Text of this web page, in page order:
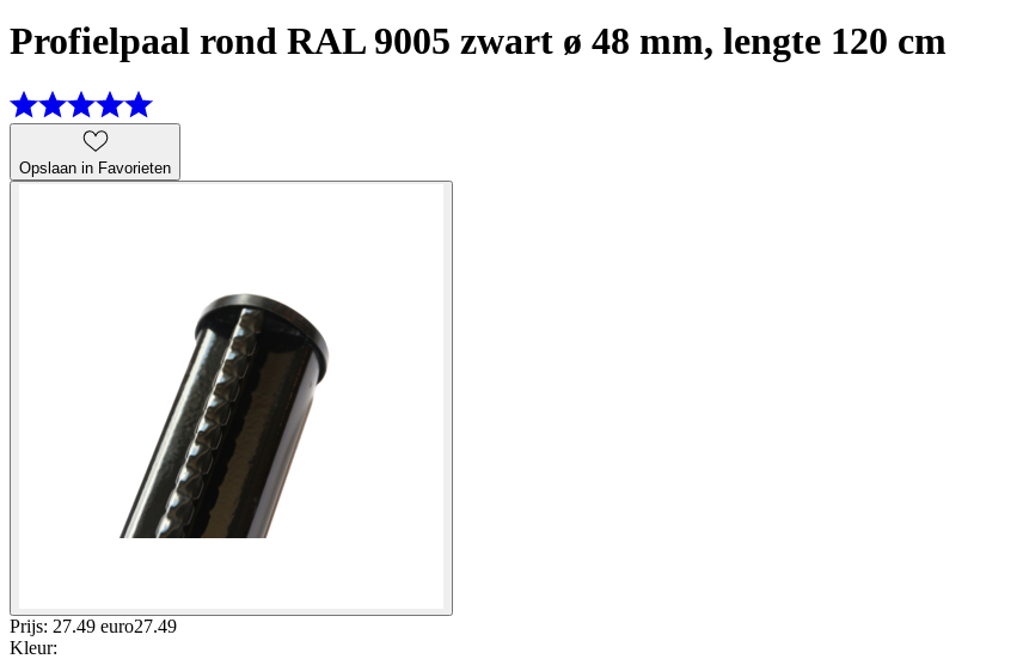
Profielpaal rond RAL 9005 zwart ø 48 mm, lengte 120 cm
Opslaan in Favorieten
Prijs: 27.49 euro27.49
Kleur: